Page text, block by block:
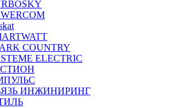
COUNTRY
ELECTRIC
ИНЖИНИРИНГ